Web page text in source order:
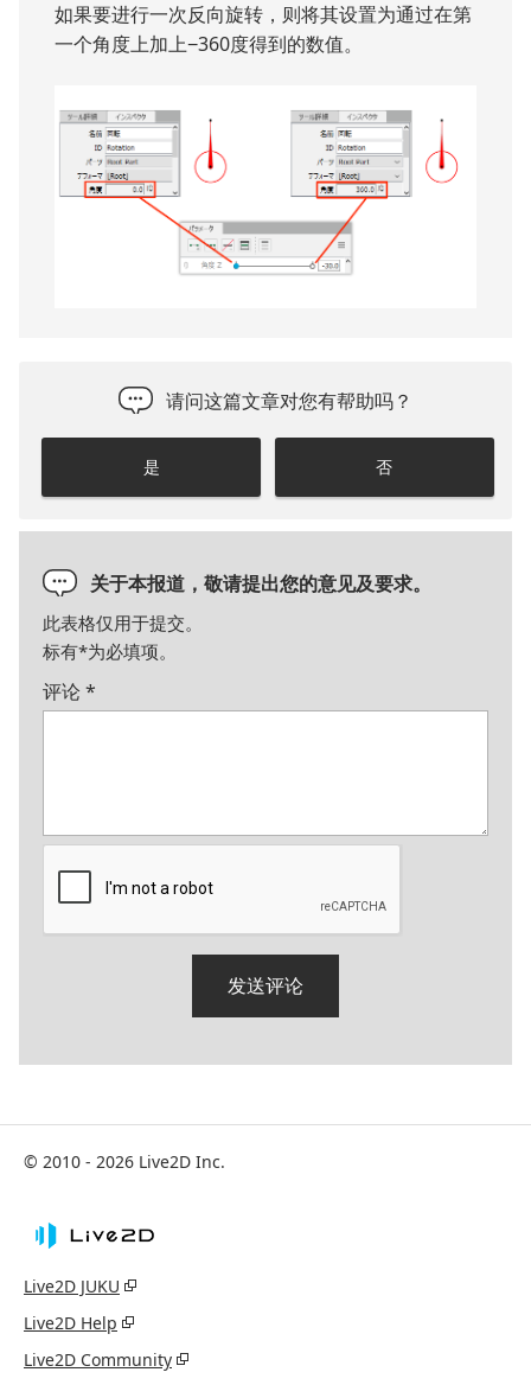
如果要进行一次反向旋转，则将其设置为通过在第
一个角度上加上−360度得到的数值。
请问这篇文章对您有帮助吗？
是 否
关于本报道，敬请提出您的意见及要求。
此表格仅用于提交。
标有*为必填项。
评论*
© 2010 - 2026 Live2D Inc.
Live2D JUKU
Live2D Help
Live2D Community